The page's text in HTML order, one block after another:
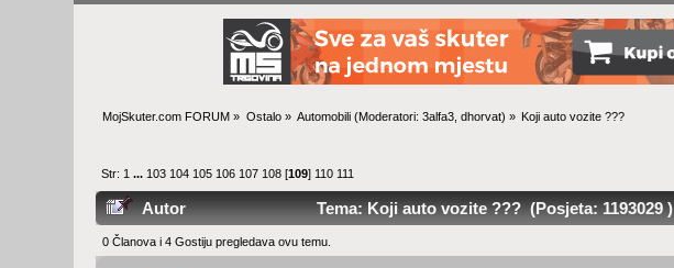
MojSkuter.com FORUM » Ostalo» Automobili (Moderatori:3alfa3 ,dhorvat) » Koji auto vozite ???
Str: 1 ... 103 104 105 106 107 108 [109] 110 111
Autor Tema: Koji auto vozite ??? (Posjeta: 1193029 )
0 Članova i 4 Gostiju pregledava ovu temu.